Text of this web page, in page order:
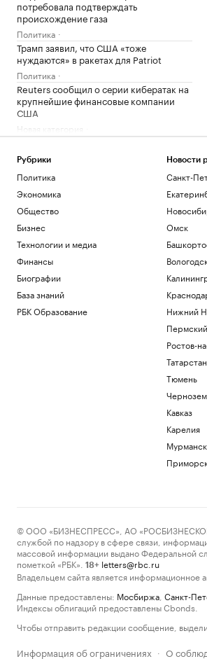
потребовала подтверждать
происхождение газа
Политика
Трамп заявил, что США «тоже
нуждаются» в ракетах для Patriot
Политика
Reuters сообщил о серии кибератак на
крупнейшие финансовые компании
США
Новая категория
ограничивающие право на
гражданство по рождению
Политика
В Пензенской области ввели план
«Ковер»
Политика
автобусе в Сирии
Общество
Рубрики
Политика
Экономика
Общество
Бизнес
Технологии и медиа
Финансы
Биографии
База знаний
РБК Образование
Новости
Санкт-
Омск
Нижний
Ростов-
Татарстан
Тюмень
Кавказ
Карелия
Мурманск
© ООО «БИЗНЕСПРЕСС», АО
службой по надзору в сфере связи,
массовой информации выдано Федеральной
пометкой «РБК».
18+ letters@rbc.ru
Владельцем сайта является информационное
Данные предоставлены: Мосбиржа Санкт-
Индексы облигаций предоставлены Cbonds.
Чтобы отправить редакции сообщение,
Информация об ограничениях · О